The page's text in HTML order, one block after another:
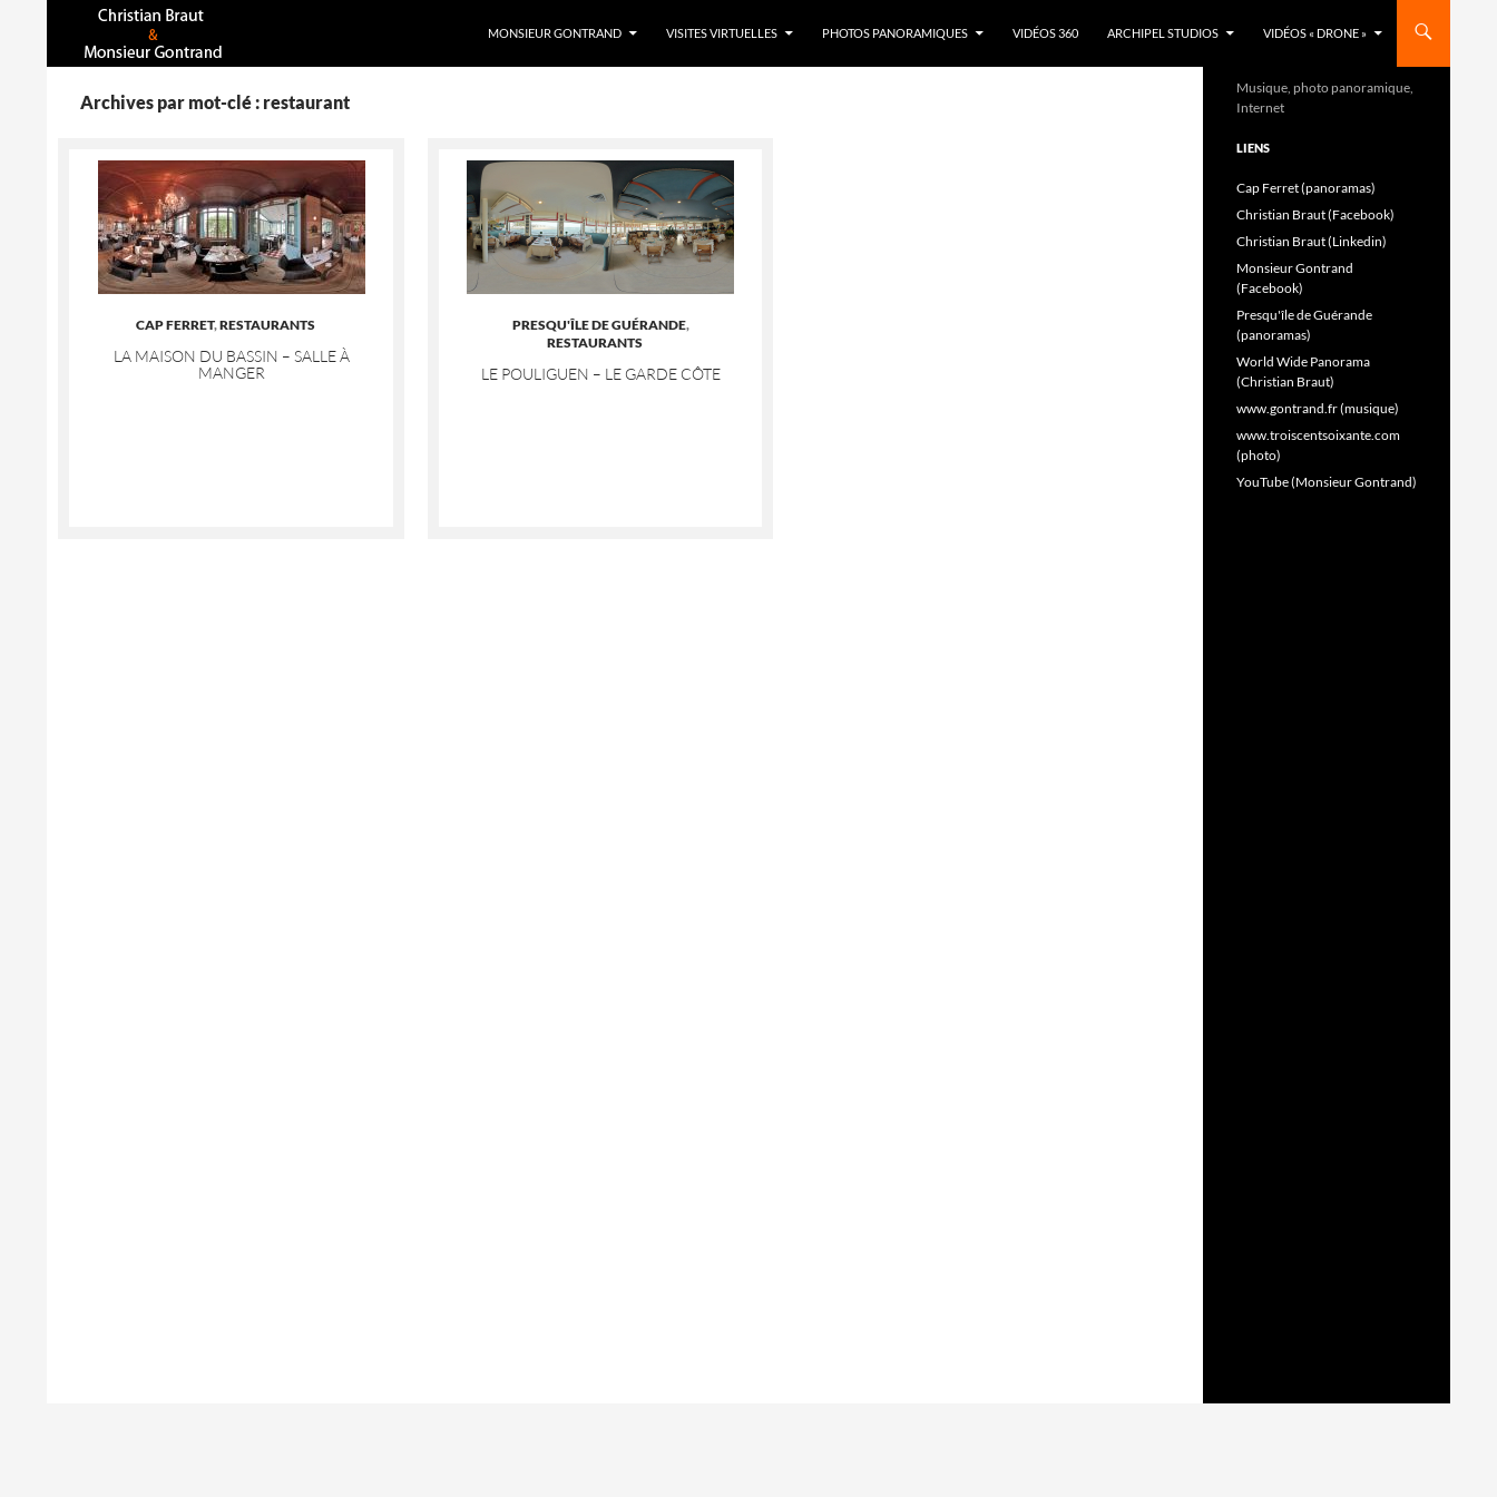
Recherche
MONSIEUR GONTRAND
VISITES VIRTUELLES PHOTOS PANORAMIQUES VIDÉOS 360 ARCHIPEL STUDIOS VIDÉOS « DRONE »
Archives par mot-clé : restaurant
CAP FERRET,RESTAURANTS
LA MAISON DU BASSIN – SALLE À
MANGER
PRESQU'ÎLE DE GUÉRANDE,
RESTAURANTS
LE POULIGUEN – LE GARDE CÔTE
Musique, photo panoramique,
Internet
LIENS
Cap Ferret (panoramas)
Christian Braut (Facebook)
Christian Braut (Linkedin)
Monsieur Gontrand
(Facebook)
Presqu'île de Guérande
(panoramas)
World Wide Panorama
(Christian Braut)
www.gontrand.fr (musique)
www.troiscentsoixante.com
(photo)
YouTube (Monsieur Gontrand)